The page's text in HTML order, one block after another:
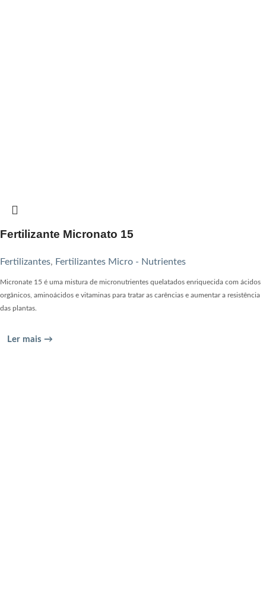
Fertilizante Micronato 15
Fertilizantes, Fertilizantes Micro - Nutrientes
Micronate 15 é uma mistura de micronutrientes quelatados enriquecida com ácidos
orgânicos, aminoácidos e vitaminas para tratar as carências e aumentar a resistência
das plantas.
Ler mais →